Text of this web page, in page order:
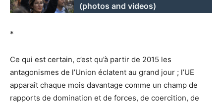
(photos and videos)
*
Ce qui est certain, c’est qu’à partir de 2015 les
antagonismes de l’Union éclatent au grand jour ; l’UE
apparaît chaque mois davantage comme un champ de
rapports de domination et de forces, de coercition, de